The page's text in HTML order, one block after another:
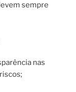
sempre
nas